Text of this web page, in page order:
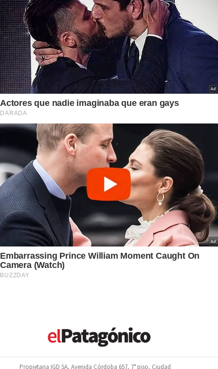
Propietaria IGD SA, Avenida Córdoba 657, 7° piso, Ciudad